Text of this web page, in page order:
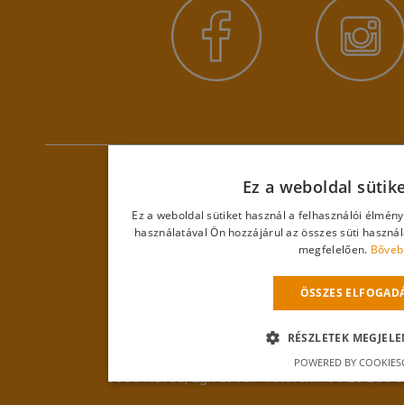
3360 Heves, Egri út 18. • Telefon:
Ez a weboldal
Ez a weboldal sütiket használ a felhasználói
használatával Ön hozzájárul az összes süti
megfelelően.
ÖSSZES
RÉSZLETEK
POWERED BY